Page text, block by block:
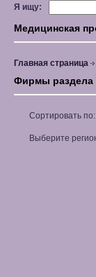
Я ищу:
Медицинская
Главная страница
Фирмы раздела
Сортировать по:
Выберите